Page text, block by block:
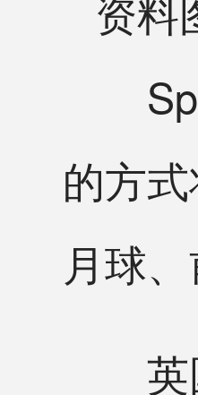
资料
的方
月球
英国